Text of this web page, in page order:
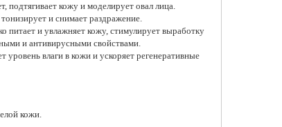
бустер-
упругости
Arencia
Shot
Осветляющая сыворотка для
лица с 5% ниацинамидом
AXIS-Y Dark Spot Correcting
Glow Serum
1 840 ₽
подтягивает кожу и моделирует овал лица.
и снимает раздражение.
питает и увлажняет кожу, стимулирует выработку
и антивирусными свойствами.
уровень влаги в кожи и ускоряет регенеративные
кожи.